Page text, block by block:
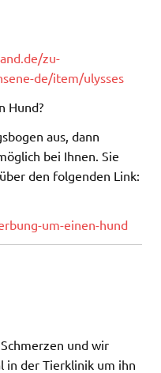
zu-
de/item/ulysses
Hund?
aus, dann
bei Ihnen. Sie
den folgenden Link:
um-einen-hund
und wir
in der Tierklinik um ihn